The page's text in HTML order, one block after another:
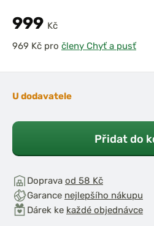
999 Kč
pro členy Chyť a pusť
U dodavatele
Přidat do
Doprava od 58 Kč
Garance nejlepšího nákupu
Dárek ke každé objednávce